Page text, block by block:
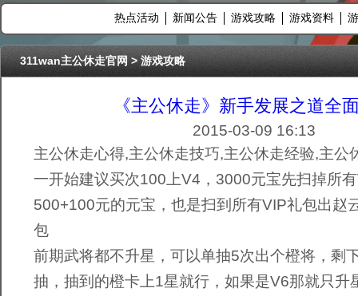
热点活动 新闻公告 游戏攻略 游戏资料
311wan主公休走官网>游戏攻略
《主公休走》新手发展之道全
2015-03-09 16:13
主公休走心得,主公休走技巧,主公休走经验,主公
一开始建议买次100上V4，3000元宝先扫掉所
500+100元的元宝，也是扫到所有VIP礼包出赵
包
前期武将都不升星，可以单抽5次出个橙将，剩
抽，抽到的橙卡上1星就行，如果是V6那就只升